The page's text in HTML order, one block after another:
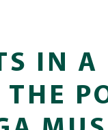
IN A